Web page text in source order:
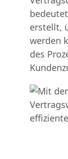
erstellt,
werden
des